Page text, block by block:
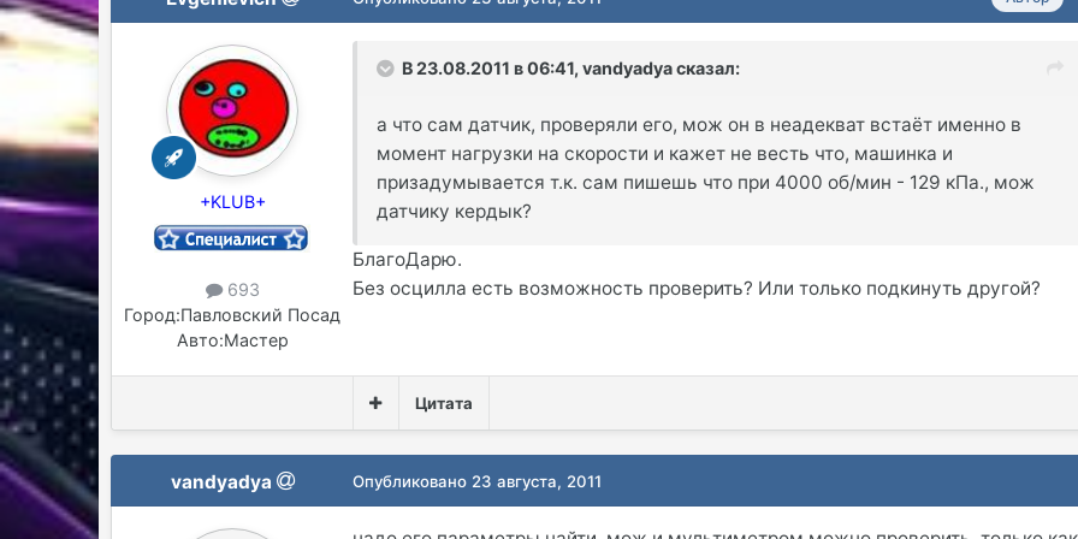
+KLUB+
693
Город:Павловский Посад
Авто:Мастер
В 23.08.2011 в 06:41, vandyadya сказал:
а что сам датчик, проверяли его, мож он в неадекват встаёт именно в
момент нагрузки на скорости и кажет не весть что, машинка и
призадумывается т.к. сам пишешь что при 4000 об/мин - 129 кПа., мож
датчику кердык?
БлагоДарю.
Без осцилла есть возможность проверить? Или только подкинуть другой?
Цитата
vandyadya Опубликовано 23 августа, 2011